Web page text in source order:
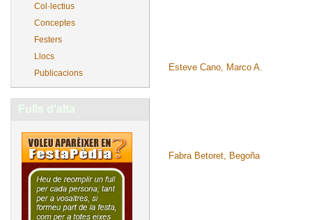
Col·lectius
Conceptes
Festers
Llocs
Publicacions
Fulls d'alta
Esteve Cano, Marco A.
Fabra Betoret, Begoña